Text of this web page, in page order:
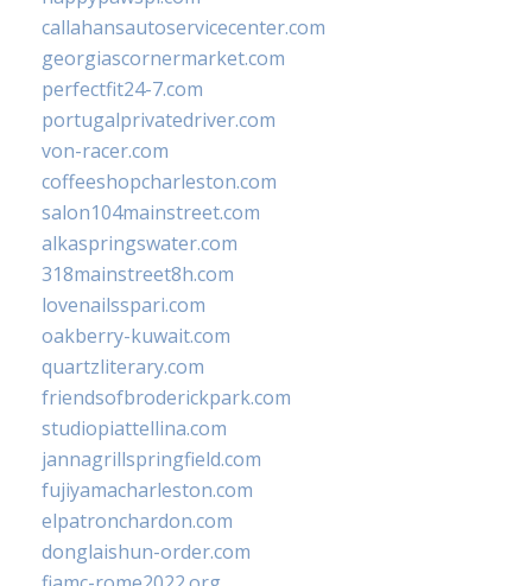
callahansautoservicecenter.com
georgiascornermarket.com
perfectfit24-7.com
portugalprivatedriver.com
von-racer.com
coffeeshopcharleston.com
salon104mainstreet.com
alkaspringswater.com
318mainstreet8h.com
lovenailsspari.com
oakberry-kuwait.com
quartzliterary.com
friendsofbroderickpark.com
studiopiattellina.com
jannagrillspringfield.com
fujiyamacharleston.com
elpatronchardon.com
donglaishun-order.com